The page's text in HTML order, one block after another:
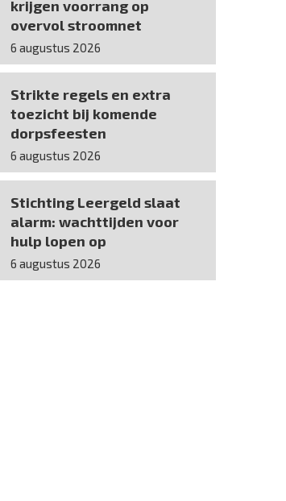
krijgen voorrang op
overvol stroomnet
6 augustus 2026
Strikte regels en extra
toezicht bij komende
dorpsfeesten
6 augustus 2026
Stichting Leergeld slaat
alarm: wachttijden voor
hulp lopen op
6 augustus 2026